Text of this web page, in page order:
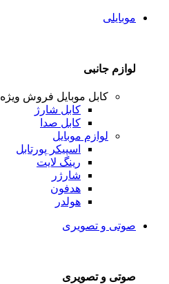
موبایلی
لوازم جانبی
کابل موبایل فروش ویژه
کابل شارژ
کابل صدا
لوازم موبایل
اسپیکر پورتابل
رینگ لایت
شارژر
هدفون
هولدر
صوتی و تصویری
صوتی و تصویری